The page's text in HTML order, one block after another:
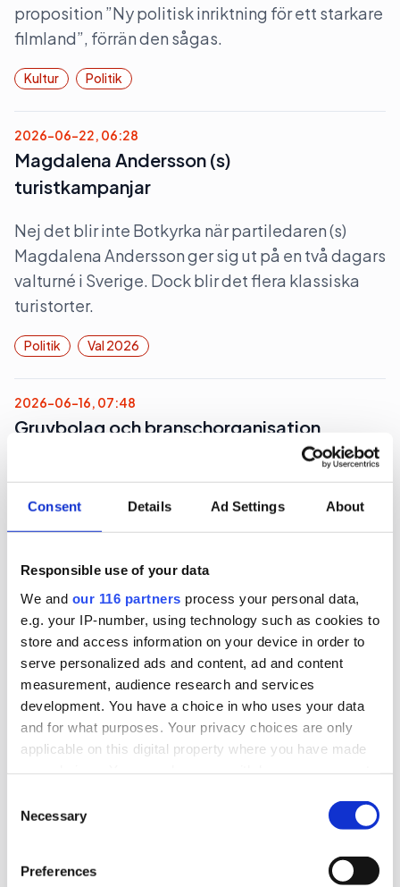
Consent Details Ad Settings About
Responsible use of your data
We and our 116 partners process your personal data,
e.g. your IP-number, using technology such as cookies to
store and access information on your device in order to
serve personalized ads and content, ad and content
measurement, audience research and services
development. You have a choice in who uses your data
and for what purposes. Your privacy choices are only
applicable on this digital property where you have made
the Privacy trigger icon.
Find out more about how your personal data is processed
and set your preferences in the
Selection
Necessary
Preferences
proposition ”Ny politisk inriktning för ett starkare
filmland”, förrän den sågas.
Kultur Politik
2026-06-22, 06:28
Magdalena Andersson (s)
turistkampanjar
Nej det blir inte Botkyrka när partiledaren (s)
Magdalena Andersson ger sig ut på en två dagars
valturné i Sverige. Dock blir det flera klassiska
turistorter.
Politik Val 2026
2026-06-16, 07:48
Gruvbolag och branschorganisation
Gruvindustrins branschorganisation pratar om
tillståndsprövningen av brytning av uran med
andra metaller. Gruvföretaget District Metals
lovar att fortsätta att lobba för att uranbrytning
ska ske i Sverige.
Lobbying Opinionsbildning Politik
beslut om tjänstemannaansvar
Den fackliga centralorganisationen TCO och